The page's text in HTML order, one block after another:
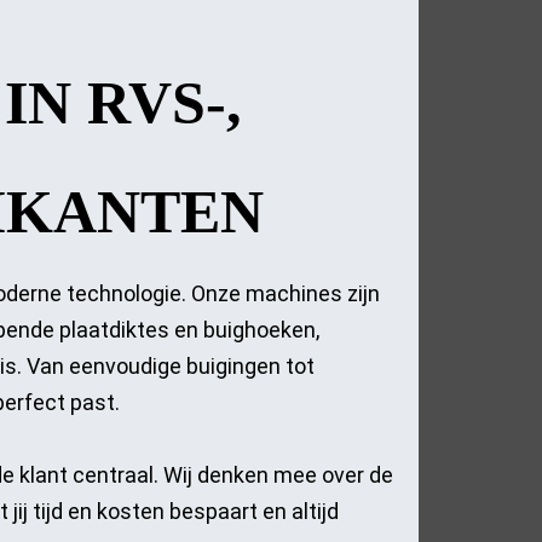
RVS-,
technologie. Onze machines zijn
plaatdiktes en buighoeken,
Van eenvoudige buigingen tot
past.
klant centraal. Wij denken mee over de
tijd en kosten bespaart en altijd